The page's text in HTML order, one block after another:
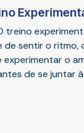
treino
sentir o ritmo,
experimentar o
de se juntar